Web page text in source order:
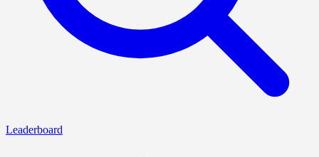
Leaderboard